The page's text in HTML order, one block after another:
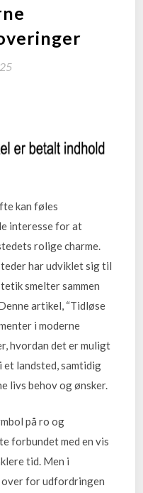
kan føles
interesse for at
rolige charme.
har udviklet sig til
smelter sammen
artikel, “Tidløse
i moderne
hvordan det er muligt
landsted, samtidig
livs behov og ønsker.
på ro og
forbundet med en vis
tid. Men i
over for udfordringen